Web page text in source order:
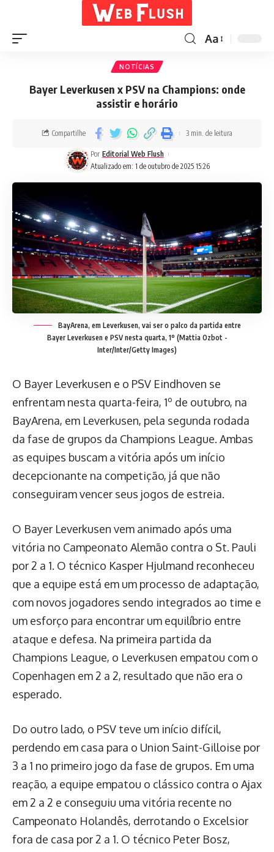
Aa
NOTÍCIAS
Bayer Leverkusen x PSV na Champions: onde
assistir e horário
Atualizado em: 1 de outubro de 2025 15:26
Por Editorial Web Flush
Compartilhe 3 min. de leitura
BayArena, em Leverkusen, vai ser o palco da partida entre
Bayer Leverkusen e PSV nesta quarta, 1º (Mattia Ozbot -
Inter/Inter/Getty Images)
O Bayer Leverkusen e o PSV Eindhoven se
enfrentam nesta quarta-feira, 1º de outubro, na
BayArena, em Leverkusen, pela segunda rodada
da fase de grupos da Champions League. Ambas
as equipes buscam a vitória após um início
decepcionante na competição, já que não
conseguiram vencer seus jogos de estreia.
O Bayer Leverkusen vem animado após uma
vitória no Campeonato Alemão contra o St. Pauli
por 2 a 1. O técnico Kasper Hjulmand reconheceu
que a equipe está em um processo de adaptação,
com novos jogadores sendo integrados ao time e
um esforço para encontrar um equilíbrio entre
ataque e defesa. Na primeira partida da
Champions League, o Leverkusen empatou com o
Copenhagen em 2 a 2, resultado que não era o
esperado.
Do outro lado, o PSV teve um início difícil,
perdendo em casa para o Union Saint-Gilloise por
3 a 1 no primeiro jogo da fase de grupos. Em uma
reação, a equipe empatou o clássico contra o Ajax
em 2 a 2 e conseguiu uma vitória recente no
Campeonato Holandês, derrotando o Excelsior
fora de casa por 2 a 1. O técnico Peter Bosz,